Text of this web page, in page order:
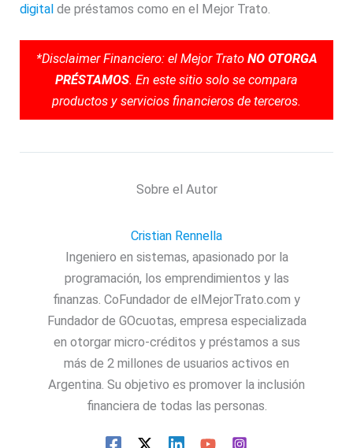
digital de préstamos como en el Mejor Trato.
*Disclaimer Financiero: el Mejor Trato NO OTORGA
PRÉSTAMOS. En este sitio solo se compara
productos y servicios financieros de terceros.
Sobre el Autor
Cristian Rennella
Ingeniero en sistemas, apasionado por la
programación, los emprendimientos y las
finanzas. CoFundador de elMejorTrato.com y
Fundador de GOcuotas, empresa especializada
en otorgar micro-créditos y préstamos a sus
más de 2 millones de usuarios activos en
Argentina. Su objetivo es promover la inclusión
financiera de todas las personas.